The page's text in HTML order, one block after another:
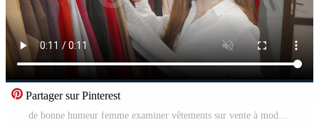
Partager sur Pinterest
de bonne humeur femme examiner vêtements sur vente à mode boutique Vidéo Pro